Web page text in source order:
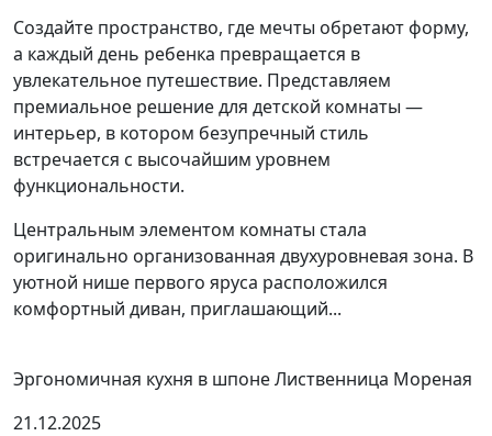
Создайте пространство, где мечты обретают форму,
а каждый день ребенка превращается в
увлекательное путешествие. Представляем
премиальное решение для детской комнаты —
интерьер, в котором безупречный стиль
встречается с высочайшим уровнем
функциональности.
Центральным элементом комнаты стала
оригинально организованная двухуровневая зона. В
уютной нише первого яруса расположился
комфортный диван, приглашающий...
Эргономичная кухня в шпоне Лиственница Мореная
21.12.2025